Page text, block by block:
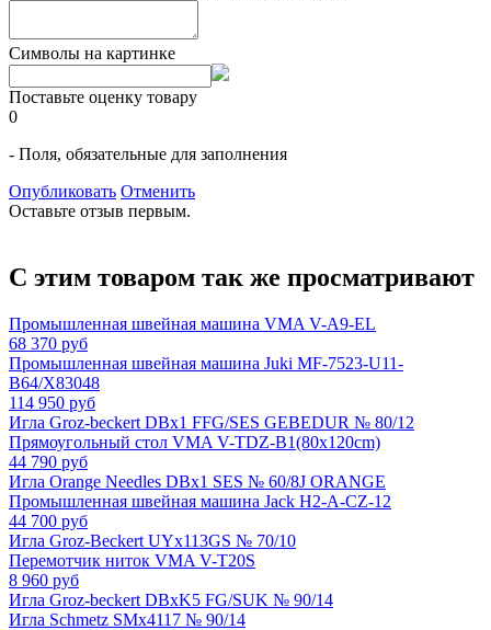
Символы на картинке
Поставьте оценку товару
0
- Поля, обязательные для заполнения
Опубликовать Отменить
Оставьте отзыв первым.
С этим товаром так же просматривают
Промышленная швейная машина VMA V-A9-EL
68 370 руб
Промышленная швейная машина Juki MF-7523-U11-
B64/X83048
114 950 руб
Игла Groz-beckert DBx1 FFG/SES GEBEDUR № 80/12
Прямоугольный стол VMA V-TDZ-B1(80x120cm)
44 790 руб
Игла Orange Needles DBx1 SES № 60/8J ORANGE
Промышленная швейная машина Jack H2-A-CZ-12
44 700 руб
Игла Groz-Beckert UYx113GS № 70/10
Перемотчик ниток VMA V-T20S
8 960 руб
Игла Groz-beckert DBxK5 FG/SUK № 90/14
Игла Schmetz SMx4117 № 90/14